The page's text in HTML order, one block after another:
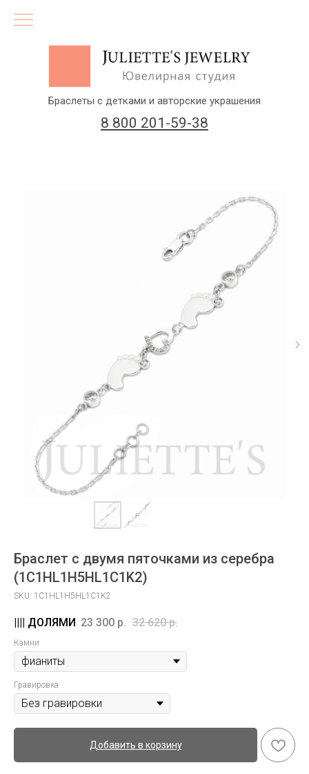
Заказать звонок
8 800 201-59-38
(бесплатный звонок по России)
Браслеты с детками и авторские украшения
Браслет с двумя пяточками из серебра
(1C1HL1H5HL1C1K2)
SKU: 1C1HL1H5HL1C1K2
23 300 р. 32 620 р.
Камни
Гравировка
Добавить в корзину